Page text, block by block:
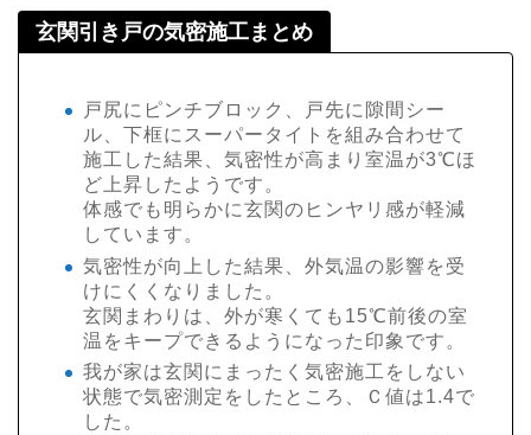
玄関引き戸の気密施工まとめ
戸尻にピンチブロック、戸先に隙間シー
ル、下框にスーパータイトを組み合わせて
施工した結果、気密性が高まり室温が3℃ほ
ど上昇したようです。
体感でも明らかに玄関のヒンヤリ感が軽減
しています。
気密性が向上した結果、外気温の影響を受
けにくくなりました。
玄関まわりは、外が寒くても15℃前後の室
温をキープできるようになった印象です。
我が家は玄関にまったく気密施工をしない
状態で気密測定をしたところ、Ｃ値は1.4で
した。